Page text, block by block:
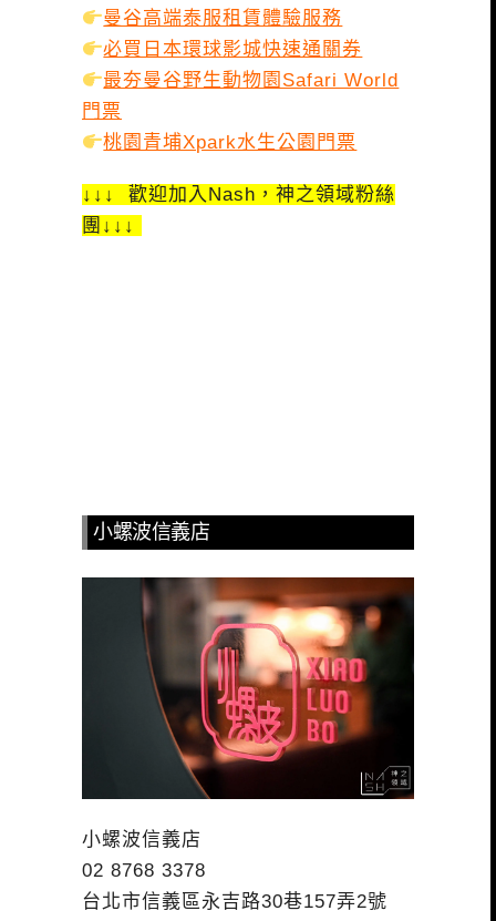
曼谷高端泰服租賃體驗服務
必買日本環球影城快速通關券
最夯曼谷野生動物園Safari World
門票
桃園青埔Xpark水生公園門票
↓↓↓ 歡迎加入Nash，神之領域粉絲
團↓↓↓
小螺波信義店
小螺波信義店
02 8768 3378
台北市信義區永吉路30巷157弄2號